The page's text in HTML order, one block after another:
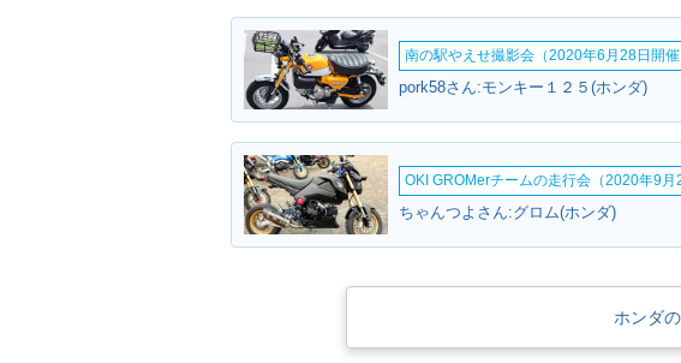
南の駅やえせ撮影会（2020年6月28日開催
pork58さん:モンキー１２５(ホンダ)
OKI GROMerチームの走行会（2020年9月
ちゃんつよさん:グロム(ホンダ)
ホンダ